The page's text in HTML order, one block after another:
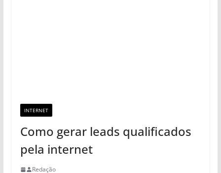
INTERNET
Como gerar leads qualificados
pela internet
Redação